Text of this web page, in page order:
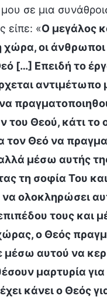
σε μια
είπε: «Ο μεγάλος
οι άνθρωποι
[…] Επειδή το
να
Θεού, κάτι το
τον Θεό να
μέσω αυτής
τη σοφία Του
να
τους και
ο Θεός
αυτού να
μαρτυρία
κάνει ο Θεός